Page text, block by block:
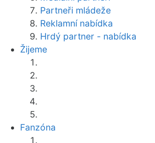
Partneři mládeže
Reklamní nabídka
Hrdý partner - nabídka
Žijeme
Fanzóna